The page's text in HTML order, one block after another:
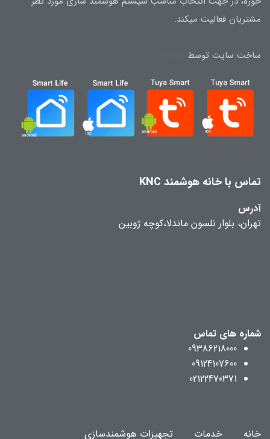
مشتریان فعالیت میکند.
ساخت سایت توسط
تماس با خانه هوشمند KNC
آدرس
تهران، بلوار نلسون ماندلا،کوچه ژوبین
شماره های تماس
09386218000
09124107600
02122470371
خانه خدمات تجهیزات هوشمندسازی